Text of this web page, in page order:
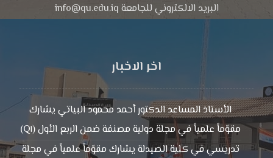
البريد الالكتروني للجامعة info@qu.edu.iq
اخر الاخبار
الأستاذ المساعد الدكتور أحمد محمود البياتي يشارك
مقوّماً علمياً في مجلة دولية مصنفة ضمن الربع الأول (Q١)
تدريسي في كلية الصيدلة يشارك مقوّماً علمياً في مجلة